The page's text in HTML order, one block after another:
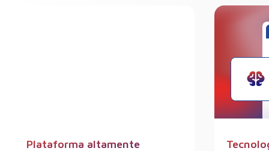
Plataforma altamente